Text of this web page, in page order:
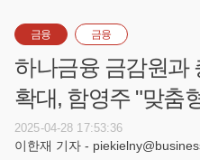
금융 금융
하나금융 금감원과
확대, 함영주 "맞춤
2025-04-28 17:53:36
이한재 기자 -